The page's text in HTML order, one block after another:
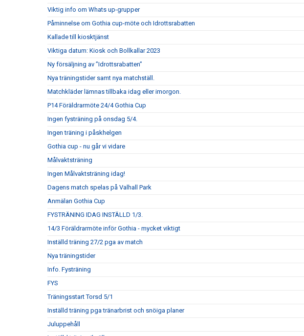
Viktig info om Whats up-grupper
Påminnelse om Gothia cup-möte och Idrottsrabatten
Kallade till kiosktjänst
Viktiga datum: Kiosk och Bollkallar 2023
Ny försäljning av ”Idrottsrabatten”
Nya träningstider samt nya matchställ.
Matchkläder lämnas tillbaka idag eller imorgon.
P14 Föräldrarmöte 24/4 Gothia Cup
Ingen fysträning på onsdag 5/4.
Ingen träning i påskhelgen
Gothia cup - nu går vi vidare
Målvaktsträning
Ingen Målvaktsträning idag!
Dagens match spelas på Valhall Park
Anmälan Gothia Cup
FYSTRÄNING IDAG INSTÄLLD 1/3.
14/3 Föräldrarmöte inför Gothia - mycket viktigt
Inställd träning 27/2 pga av match
Nya träningstider
Info. Fysträning
FYS
Träningsstart Torsd 5/1
Inställd träning pga tränarbrist och snöiga planer
Juluppehåll